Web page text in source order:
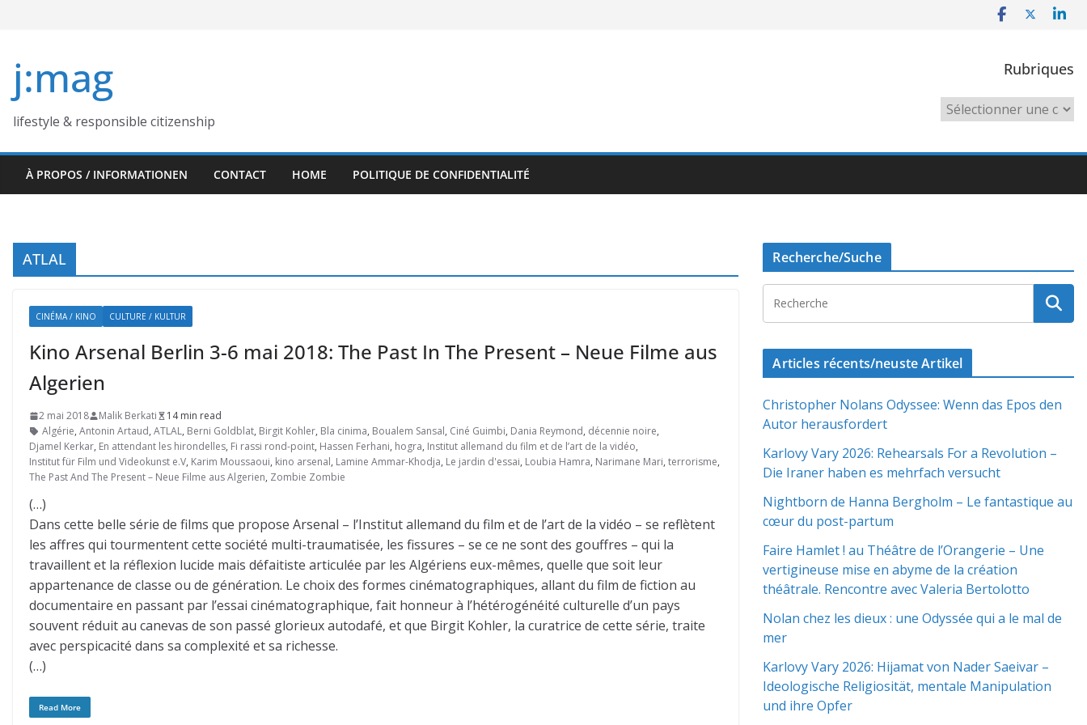
j:mag
lifestyle & responsible citizenship
Rubriques
Rubriques
À PROPOS / INFORMATIONEN CONTACT HOME POLITIQUE DE CONFIDENTIALITÉ
ATLAL
CINÉMA / KINO CULTURE / KULTUR
Kino Arsenal Berlin 3-6 mai 2018: The Past In The Present – Neue Filme aus
Algerien
2 mai 2018 Malik Berkati
14 min read
Algérie, Antonin Artaud, ATLAL, Berni Goldblat, Birgit Kohler, Bla cinima, Boualem Sansal, Ciné Guimbi, Dania Reymond, décennie noire,
Djamel Kerkar, En attendant les hirondelles, Fi rassi rond-point, Hassen Ferhani, hogra, Institut allemand du film et de l’art de la vidéo,
Institut für Film und Videokunst e.V, Karim Moussaoui, kino arsenal, Lamine Ammar-Khodja, Le jardin d'essai, Loubia Hamra, Narimane Mari, terrorisme,
The Past And The Present – Neue Filme aus Algerien, Zombie Zombie
(…)
Dans cette belle série de films que propose Arsenal – l’Institut allemand du film et de l’art de la vidéo – se reflètent
les affres qui tourmentent cette société multi-traumatisée, les fissures – se ce ne sont des gouffres – qui la
travaillent et la réflexion lucide mais défaitiste articulée par les Algériens eux-mêmes, quelle que soit leur
appartenance de classe ou de génération. Le choix des formes cinématographiques, allant du film de fiction au
documentaire en passant par l’essai cinématographique, fait honneur à l’hétérogénéité culturelle d’un pays
souvent réduit au canevas de son passé glorieux autodafé, et que Birgit Kohler, la curatrice de cette série, traite
avec perspicacité dans sa complexité et sa richesse.
(…)
Read More
Recherche/Suche
Articles récents/neuste Artikel
Christopher Nolans Odyssee: Wenn das Epos den
Autor herausfordert
Karlovy Vary 2026: Rehearsals For a Revolution –
Die Iraner haben es mehrfach versucht
Nightborn de Hanna Bergholm – Le fantastique au
cœur du post-partum
Faire Hamlet ! au Théâtre de l’Orangerie – Une
vertigineuse mise en abyme de la création
théâtrale. Rencontre avec Valeria Bertolotto
Nolan chez les dieux : une Odyssée qui a le mal de
mer
Karlovy Vary 2026: Hijamat von Nader Saeivar​​ –
Ideologische Religiosität, mentale Manipulation
und ihre Opfer